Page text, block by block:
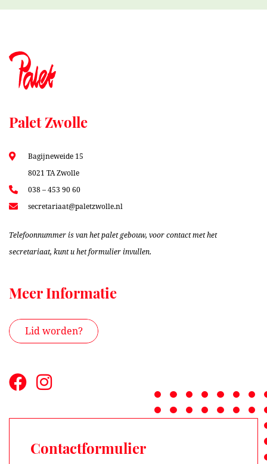
Palet Zwolle
Bagijneweide 15
8021 TA Zwolle
038 – 453 90 60
secretariaat@paletzwolle.nl
Telefoonnummer is van het palet gebouw, voor contact met het
secretariaat, kunt u het formulier invullen.
Meer Informatie
Lid worden?
Contactformulier